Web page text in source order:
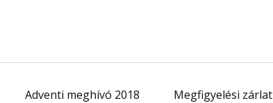
Adventi meghívó 2018
Megfigyelési zárlat